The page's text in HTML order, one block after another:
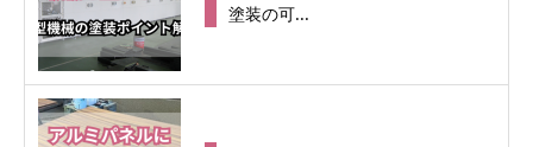
塗装の可...